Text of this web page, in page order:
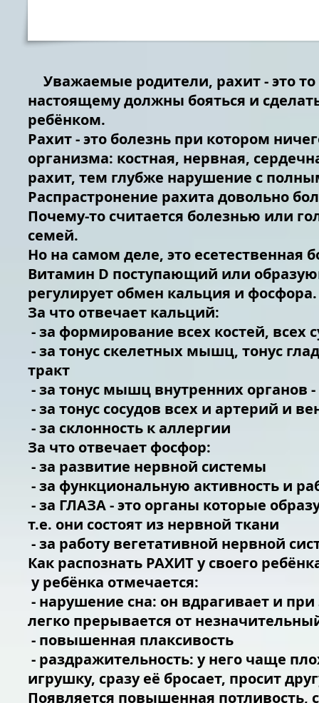
Уважаемые родители, рахит - это
настоящему должны бояться и
ребёнком.
Рахит - это болезнь при котором
организма: костная, нервная,
рахит, тем глубже нарушение с
Распрастронение рахита довольно
Почему-то считается болезнью или
семей.
Но на самом деле, это есетественная
Витамин D поступающий или
регулирует обмен кальция и фосфора.
За что отвечает кальций:
- за формирование всех костей, всех
- за тонус скелетных мышц, тонус
тракт
- за тонус мышц внутренних органов
- за тонус сосудов всех и артерий и
- за склонность к аллергии
За что отвечает фосфор:
- за развитие нервной системы
- за функциональную активность и
- за ГЛАЗА - это органы которые
т.е. они состоят из нервной ткани
- за работу вегетативной нервной
Как распознать РАХИТ у своего
у ребёнка отмечается:
- нарушение сна: он вдрагивает и
легко прерывается от
- повышенная плаксивость
- раздражительность: у него чаще
игрушку, сразу её бросает, просит
Появляется повышенная потливость,